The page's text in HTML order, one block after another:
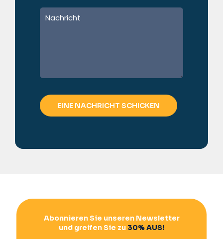
Abonnieren Sie unseren Newsletter
und greifen Sie zu 30% AUS!